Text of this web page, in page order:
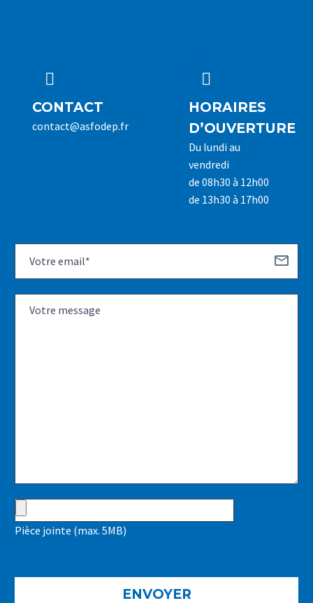


CONTACT
contact@asfodep.fr


HORAIRES
D’OUVERTURE
Du lundi au
vendredi
de 08h30 à 12h00
de 13h30 à 17h00
Pièce jointe (max. 5MB)